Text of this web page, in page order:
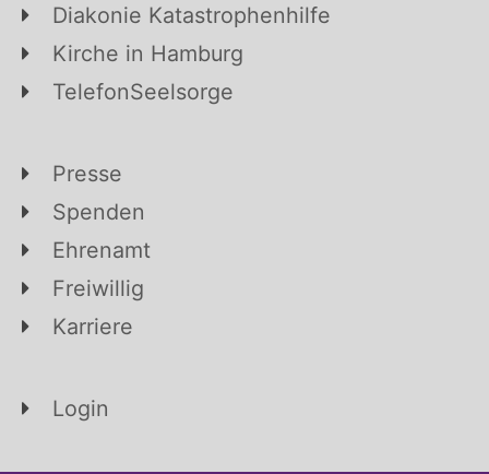
Diakonie Katastrophenhilfe
Kirche in Hamburg
TelefonSeelsorge
Presse
Spenden
Ehrenamt
Freiwillig
Karriere
Login